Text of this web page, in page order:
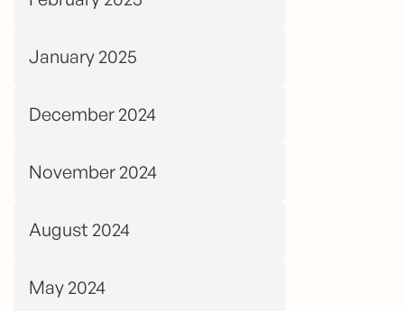
January 2025
December 2024
November 2024
August 2024
May 2024